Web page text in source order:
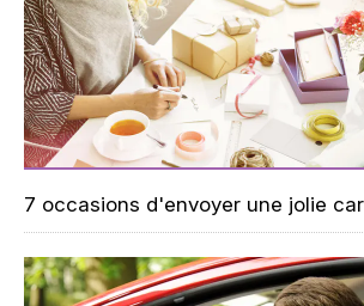
7 occasions d'envoyer une jolie